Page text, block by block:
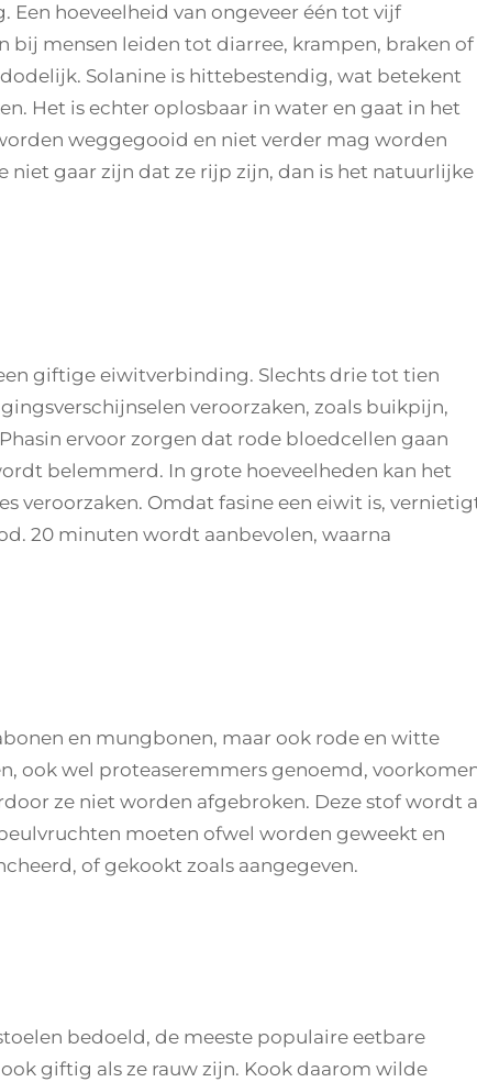
hoeveelheid van ongeveer één tot vijf
mensen leiden tot diarree, krampen, braken of
Solanine is hittebestendig, wat betekent
Het is echter oplosbaar in water en gaat in het
weggegooid en niet verder mag worden
gaar zijn dat ze rijp zijn, dan is het natuurlijke
giftige eiwitverbinding. Slechts drie tot tien
veroorzaken, zoals buikpijn,
ervoor zorgen dat rode bloedcellen gaan
belemmerd. In grote hoeveelheden kan het
veroorzaken. Omdat fasine een eiwit is,
20 minuten wordt aanbevolen, waarna
en mungbonen, maar ook rode en witte
ook wel proteaseremmers genoemd,
ze niet worden afgebroken. Deze stof wordt
moeten ofwel worden geweekt en
of gekookt zoals aangegeven.
bedoeld, de meeste populaire eetbare
giftig als ze rauw zijn. Kook daarom wilde